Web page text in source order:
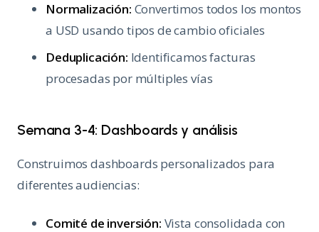
Normalización: Convertimos todos los montos
a USD usando tipos de cambio oficiales
Deduplicación: Identificamos facturas
procesadas por múltiples vías
Semana 3-4: Dashboards y análisis
Construimos dashboards personalizados para
diferentes audiencias:
Comité de inversión: Vista consolidada con